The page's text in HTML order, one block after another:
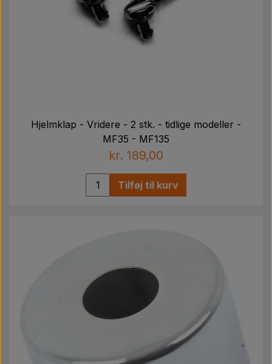
Hjelmklap - Vridere - 2 stk. - tidlige modeller -
MF35 - MF135
kr. 189,00
Tilføj til kurv